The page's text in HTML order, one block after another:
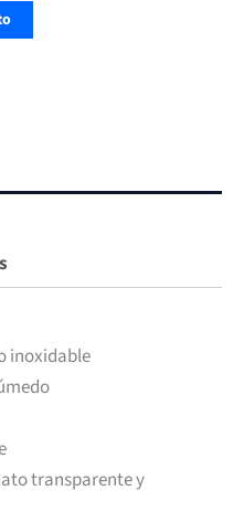
inoxidable
transparente y